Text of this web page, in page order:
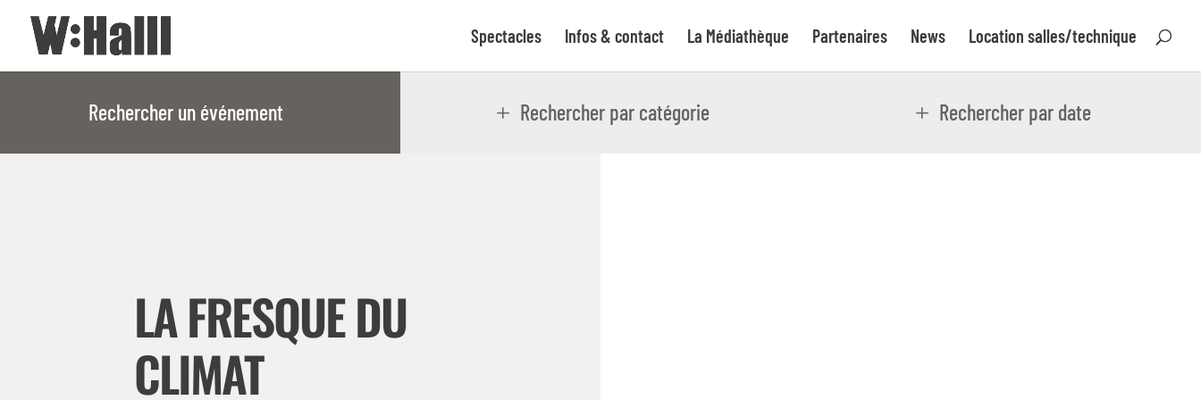
Spectacles Infos & contact La Médiathèque Partenaires News Location salles/technique
Rechercher un événement Rechercher par catégorie Rechercher par date
LA FRESQUE DU
CLIMAT